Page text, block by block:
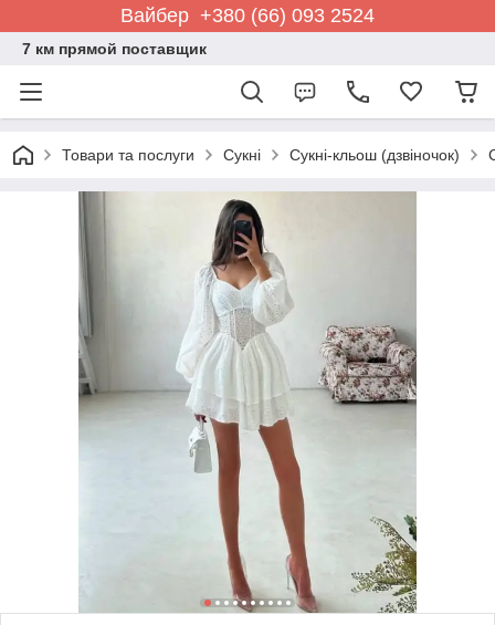
Вайбер +380 (66) 093 2524
7 км прямой поставщик
Товари та послуги Сукні Сукні-кльош (дзвіночок)